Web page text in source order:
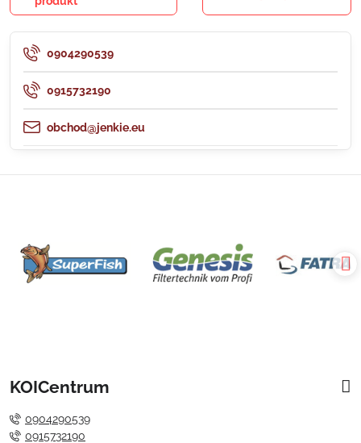
0904290539
0915732190
obchod@jenkie.eu
KOICentrum
0904290539
0915732190